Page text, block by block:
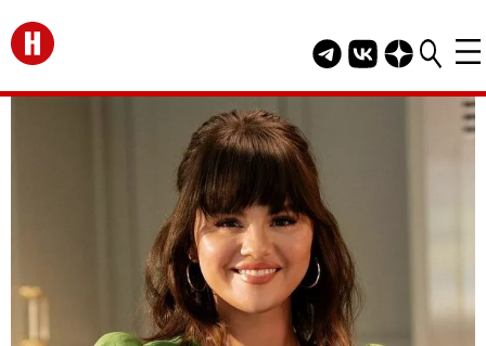
Перейти на главную
Telegram канал
Группа HELLO
Канал